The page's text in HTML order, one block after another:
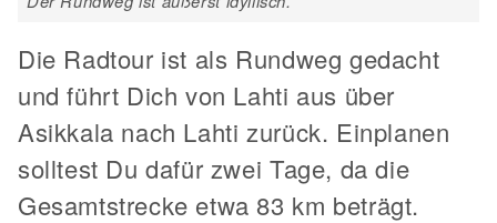
Die Radtour ist als Rundweg gedacht
und führt Dich von Lahti aus über
Asikkala nach Lahti zurück. Einplanen
solltest Du dafür zwei Tage, da die
Gesamtstrecke etwa 83 km beträgt.